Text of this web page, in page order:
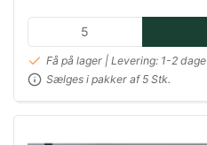
Få på lager | Levering: 1-2 dage
Sælges i pakker af 5 Stk.